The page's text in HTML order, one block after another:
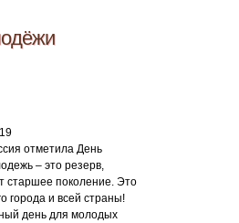
отметила День
– это резерв,
старшее поколение. Это
города и всей страны!
день для молодых